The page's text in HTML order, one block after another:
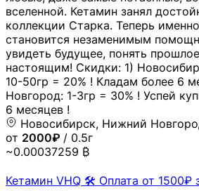
вселенной. Кетамин занял
коллекции Старка. Теперь
становится незаменимым
увидеть будущее, понять
настоящим! Скидки: 1)
10-50гр = 20% ! Кладам более 6
Новгород: 1-3гр = 30% ! Успей
6 месяцев !
Новосибирск, Нижний
от 2000₽ / 0.5г
~0.00037259 ₿
Кетамин VHQ 🛠 Оплата от 1500₽